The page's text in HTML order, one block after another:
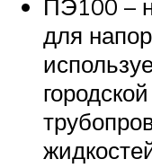
ПЭ100 –
для